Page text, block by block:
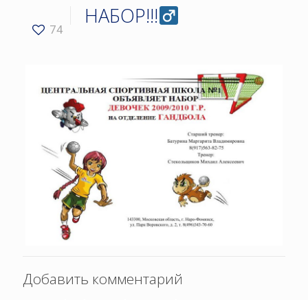
74
НАБОР!!!‍
Добавить комментарий